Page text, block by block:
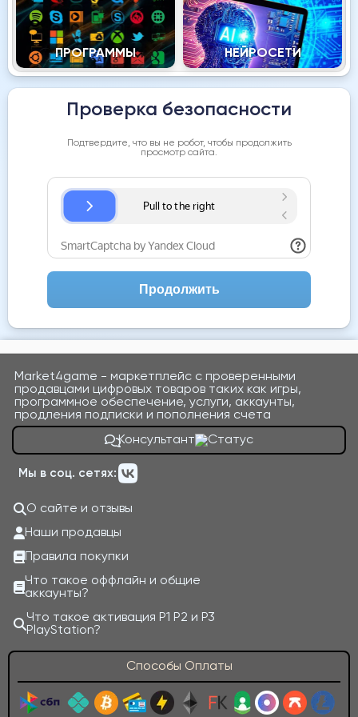
ПРОГРАММЫ НЕЙРОСЕТИ
Проверка безопасности
Подтвердите, что вы не робот, чтобы продолжить
просмотр сайта.
Продолжить
Market4game - маркетплейс с проверенными
продавцами цифровых товаров таких как игры,
программное обеспечение, услуги, аккаунты,
продления подписки и пополнения счета
Консультант
Мы в соц. сетях:
О сайте и отзывы
Наши продавцы
Правила покупки
Что такое оффлайн и общие
аккаунты?
Что такое активация P1 P2 и P3
PlayStation?
Способы Оплаты